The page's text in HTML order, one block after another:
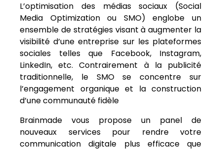
L’optimisation des médias sociaux (Social
Media Optimization ou SMO) englobe un
ensemble de stratégies visant à augmenter la
visibilité d’une entreprise sur les plateformes
sociales telles que Facebook, Instagram,
LinkedIn, etc. Contrairement à la publicité
traditionnelle, le SMO se concentre sur
l’engagement organique et la construction
d’une communauté fidèle
Brainmade vous propose un panel de
nouveaux services pour rendre votre
communication digitale plus efficace que